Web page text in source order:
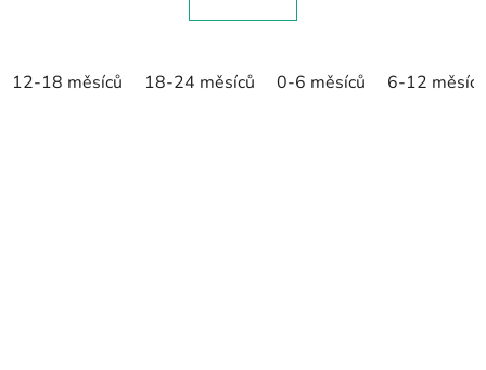
12-18 měsíců 18-24 měsíců 0-6 měsíců 6-12 měsíců